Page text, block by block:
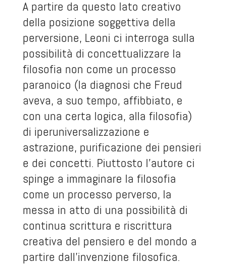
A partire da questo lato creativo
della posizione soggettiva della
perversione, Leoni ci interroga sulla
possibilità di concettualizzare la
filosofia non come un processo
paranoico (la diagnosi che Freud
aveva, a suo tempo, affibbiato, e
con una certa logica, alla filosofia)
di iperuniversalizzazione e
astrazione, purificazione dei pensieri
e dei concetti. Piuttosto l’autore ci
spinge a immaginare la filosofia
come un processo perverso, la
messa in atto di una possibilità di
continua scrittura e riscrittura
creativa del pensiero e del mondo a
partire dall’invenzione filosofica.